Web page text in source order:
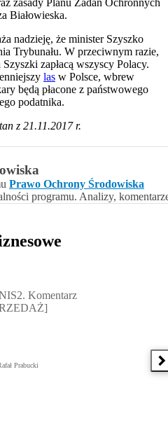
Białowieska.
nadzieję, że minister Szyszko
Trybunału. W przeciwnym razie,
zapłacą wszyscy Polacy.
las w Polsce, wbrew
będą płacone z państwowego
podatnika.
z 21.11.2017 r.
Prawo Ochrony Środowiska
programu. Analizy,
[PRZEDSPRZEDAŻ],
Komentarz
Prabucki